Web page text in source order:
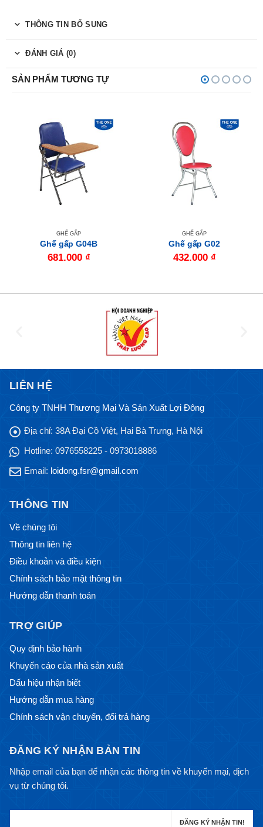
THÔNG TIN BỔ SUNG
ĐÁNH GIÁ (0)
SẢN PHẨM TƯƠNG TỰ
GHẾ GẤP
Ghế gấp G04B
681.000 ₫
GHẾ GẤP
Ghế gấp G02
432.000 ₫
LIÊN HỆ
Công ty TNHH Thương Mại Và Sản Xuất Lợi Đông
Địa chỉ: 38A Đại Cồ Việt, Hai Bà Trưng, Hà Nội
Hotline: 0976558225 - 0973018886
Email: loidong.fsr@gmail.com
THÔNG TIN
Về chúng tôi
Thông tin liên hệ
Điều khoản và điều kiện
Chính sách bảo mật thông tin
Hướng dẫn thanh toán
TRỢ GIÚP
Quy định bảo hành
Khuyến cáo của nhà sản xuất
Dấu hiệu nhận biết
Hướng dẫn mua hàng
Chính sách vận chuyển, đổi trả hàng
ĐĂNG KÝ NHẬN BẢN TIN
Nhập email của bạn để nhận các thông tin về khuyến mại, dịch
vụ từ chúng tôi.